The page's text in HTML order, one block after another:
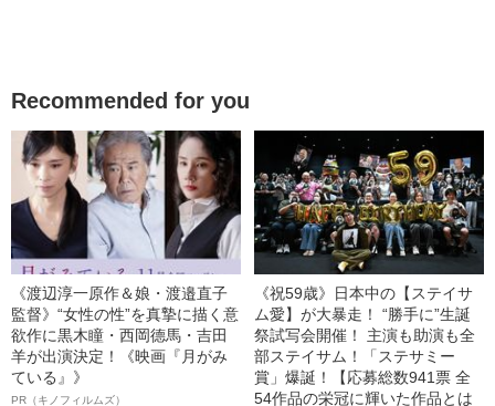
Recommended for you
《渡辺淳一原作＆娘・渡邉直子
監督》“女性の性”を真摯に描く意
欲作に黒木瞳・西岡德馬・吉田
羊が出演決定！《映画『月がみ
ている』》
PR（キノフィルムズ）
《祝59歳》日本中の【ステイサ
ム愛】が大暴走！ “勝手に”生誕
祭試写会開催！ 主演も助演も全
部ステイサム！「ステサミー
賞」爆誕！【応募総数941票 全
54作品の栄冠に輝いた作品とは